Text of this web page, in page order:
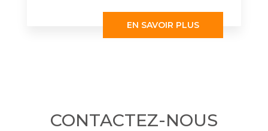
EN SAVOIR PLUS
CONTACTEZ-NOUS